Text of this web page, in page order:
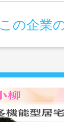
この企業